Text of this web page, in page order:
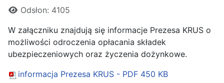
Odsłon: 4105
W załączniku znajdują się informacje Prezesa KRUS o
możliwości odroczenia opłacania składek
ubezpieczeniowych oraz życzenia dożynkowe.
informacja Prezesa KRUS - PDF 450 KB